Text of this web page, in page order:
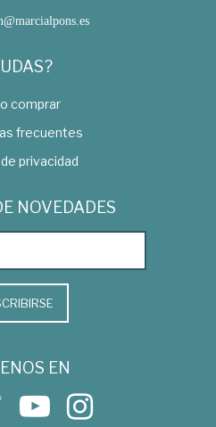
comprar
frecuentes
privacidad
NOVEDADES
EN